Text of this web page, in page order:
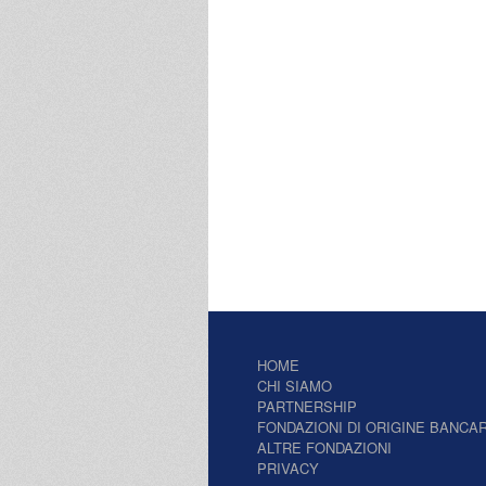
HOME
CHI SIAMO
PARTNERSHIP
FONDAZIONI DI ORIGINE
ALTRE FONDAZIONI
PRIVACY